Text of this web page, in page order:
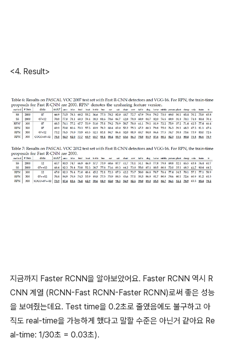
<4. Result>
지금까지 Faster RCNN을 알아보았어요. Faster RCNN 역시 R
CNN 계열 (RCNN-Fast RCNN-Faster RCNN)로써 좋은 성능
을 보여줬는데요. Test time을 0.2초로 줄였음에도 불구하고 아
직도 real-time을 가능하게 했다고 말할 수준은 아닌거 같아요 Re
al-time: 1/30초 = 0.03초).